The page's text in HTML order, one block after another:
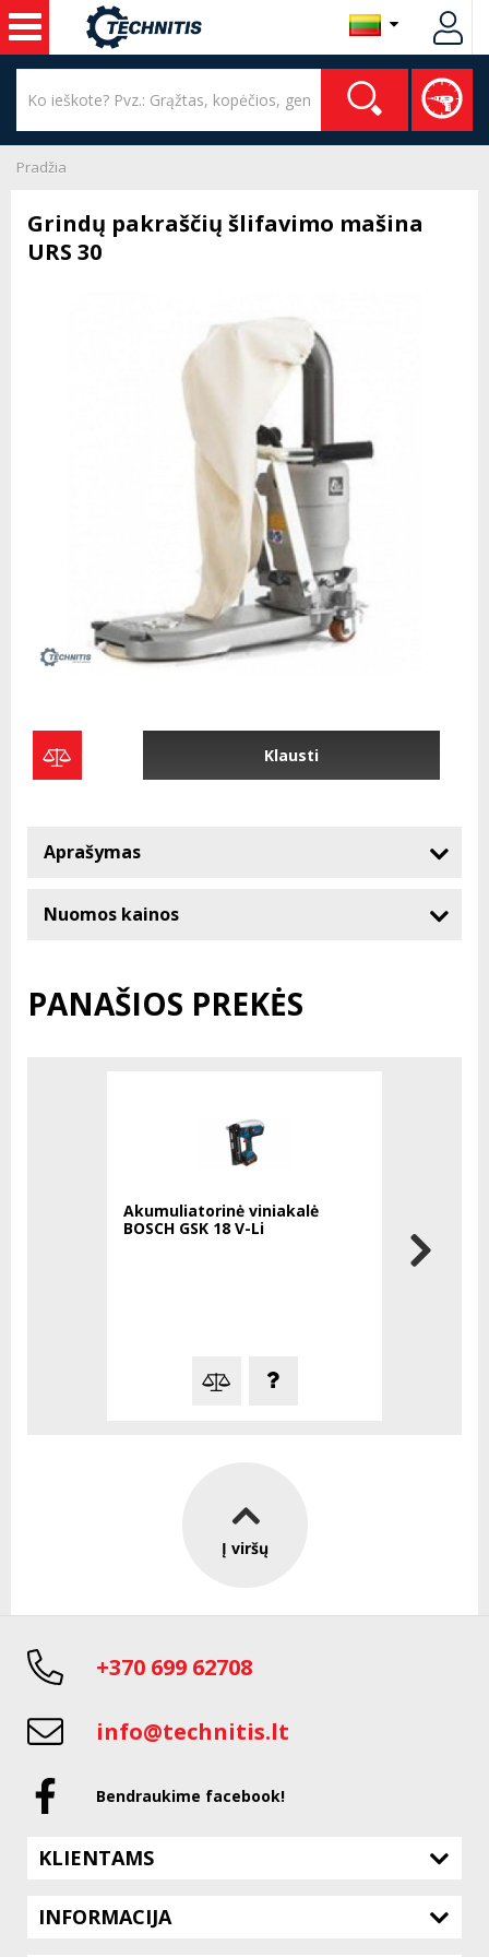
Pradžia
Grindų pakraščių šlifavimo mašina
URS 30
Klausti
Aprašymas
Nuomos kainos
PANAŠIOS PREKĖS
Akumuliatorinė viniakalė
BOSCH GSK 18 V-Li
Į viršų
+370 699 62708
info@technitis.lt
Bendraukime facebook!
KLIENTAMS
INFORMACIJA